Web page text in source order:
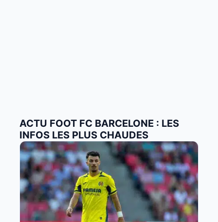
ACTU FOOT FC BARCELONE : LES
INFOS LES PLUS CHAUDES